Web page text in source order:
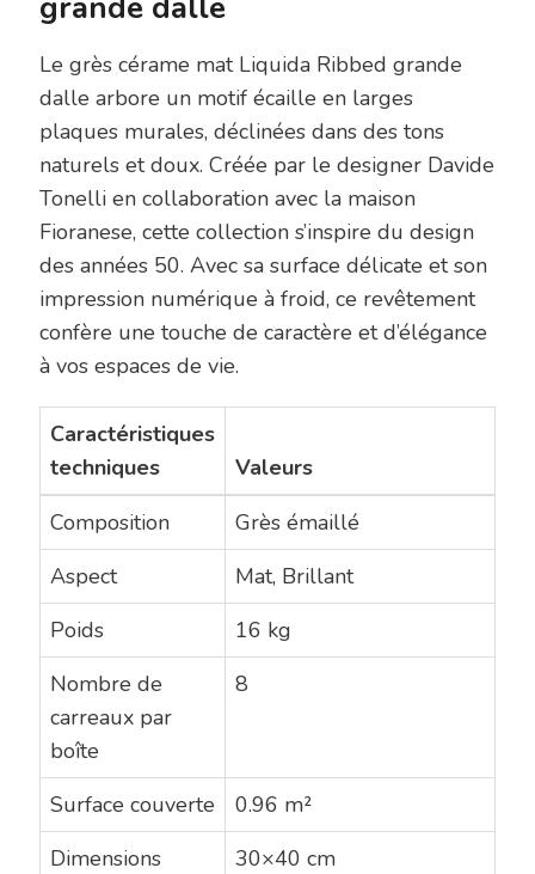
Le grès cérame mat Liquida Ribbed grande
dalle arbore un motif écaille en larges
plaques murales, déclinées dans des tons
naturels et doux. Créée par le designer Davide
Tonelli en collaboration avec la maison
Fioranese, cette collection s’inspire du design
des années 50. Avec sa surface délicate et son
impression numérique à froid, ce revêtement
confère une touche de caractère et d’élégance
à vos espaces de vie.
Caractéristiques
techniques
Valeurs
Composition
Grès émaillé
Aspect
Mat, Brillant
Poids
16 kg
Nombre de
carreaux par
boîte
8
Surface couverte
0.96 m²
Dimensions
30×40 cm